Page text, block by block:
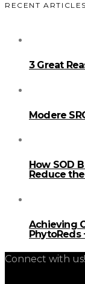
RECENT ARTICLES
3 Great
Modere
How SOD
Reduce
Achieving
PhytoReds
Connect with us!